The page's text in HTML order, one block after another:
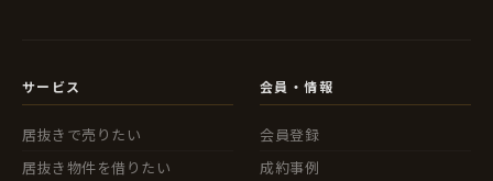
サービス
居抜きで売りたい
居抜き物件を借りたい
会員・情報
会員登録
成約事例